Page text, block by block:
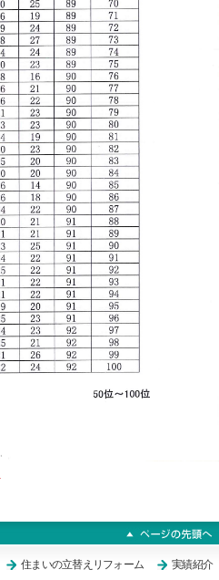
実績紹介
住まいの立替えリフォーム